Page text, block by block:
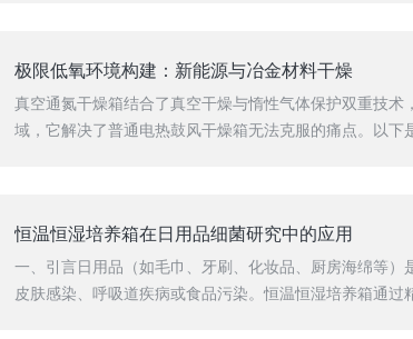
极限低氧环境构建：新能源与冶金材料干燥
真空通氮干燥箱结合了真空干燥与惰性气体保护双重技
域，它解决了普通电热鼓风干燥箱无法克服的痛点。以下
恒温恒湿培养箱在日用品细菌研究中的应用
一、引言日用品（如毛巾、牙刷、化妆品、厨房海绵等
皮肤感染、呼吸道疾病或食品污染。恒温恒湿培养箱通过